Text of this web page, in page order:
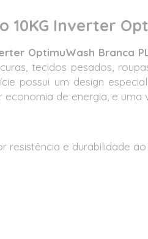
10KG Inverter
OptimuWash Branca
tecidos pesados,
possui um design
de energia, e
resistência e durabilidade